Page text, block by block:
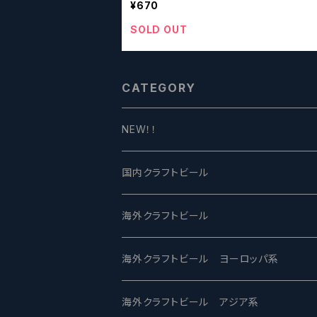
¥670
SOLD OUT
CATEGORY
NEW！！
国内クラフトビール
UCHU BREWING -うちゅうブルーイング
バテレ -VERTERE
2nd Story Ale Works -セカンドストーリー
海外クラフトビール
Modern Times モダンタイムズ
Maui マウイ
海外クラフトビール ヨーロッパ系
UnBarred -アンバード
海外クラフトビール アジア系